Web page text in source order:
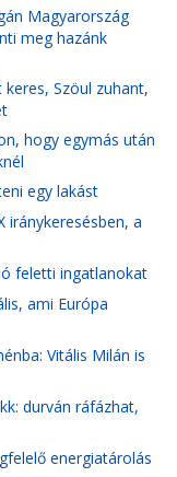
Magyarország
meg hazánk
keres, Szöul zuhant,
hogy egymás után
egy lakást
iránykeresésben, a
feletti ingatlanokat
ami Európa
Vitális Milán is
durván ráfázhat,
energiatárolás